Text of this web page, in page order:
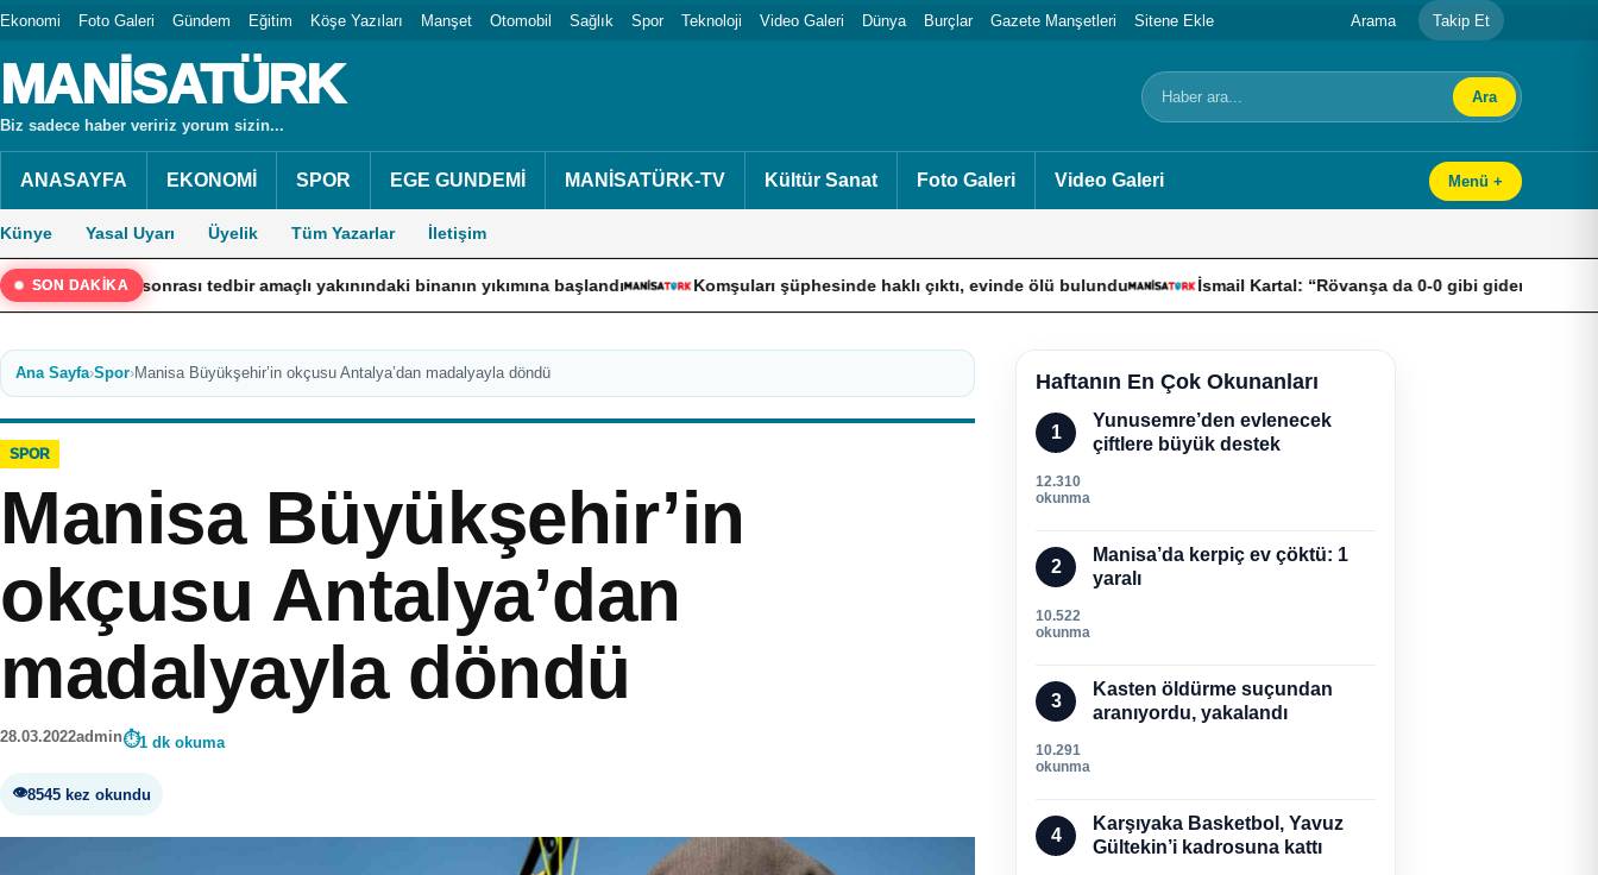
Ekonomi Foto Galeri Gündem Eğitim Köşe Yazıları Manşet Otomobil Sağlık Spor Teknoloji Video Galeri Dünya Burçlar Gazete Manşetleri Sitene Ekle Arama Takip Et
MANİSATÜRK
Biz sadece haber veririz yorum sizin...
Arama Ara
ANASAYFA EKONOMİ SPOR EGE GUNDEMİ MANİSATÜRK-TV Kültür Sanat Foto Galeri Video Galeri Menü +
Künye Yasal Uyarı Üyelik Tüm Yazarlar İletişim
SON DAKİKA
sonrası tedbir amaçlı yakınındaki binanın yıkımına başlandı Komşuları şüphesinde haklı çıktı, evinde ölü bulundu İsmail Kartal: “Rövanşa da 0-0 gibi giderek turu geçmek
Ana Sayfa›Spor›Manisa Büyükşehir’in okçusu Antalya’dan madalyayla döndü
SPOR
Manisa Büyükşehir’in
okçusu Antalya’dan
madalyayla döndü
28.03.2022admin 1 dk okuma
8545 kez okundu
Haftanın En Çok Okunanları
1
Yunusemre’den evlenecek
çiftlere büyük destek
12.310
okunma
2
Manisa’da kerpiç ev çöktü: 1
yaralı
10.522
okunma
3
Kasten öldürme suçundan
aranıyordu, yakalandı
10.291
okunma
4
Karşıyaka Basketbol, Yavuz
Gültekin’i kadrosuna kattı